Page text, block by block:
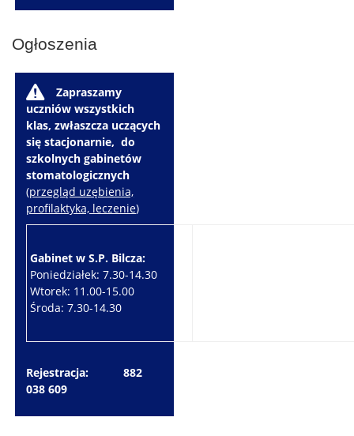
Ogłoszenia
W
Zapraszamy
uczniów wszystkich
klas, zwłaszcza uczących
się stacjonarnie, do
szkolnych gabinetów
stomatologicznych
(przegląd uzębienia,
profilaktyka, leczenie)
Gabinet w S.P. Bilcza:
Poniedziałek: 7.30-14.30
Wtorek: 11.00-15.00
Środa: 7.30-14.30
Rejestracja: 882
038 609